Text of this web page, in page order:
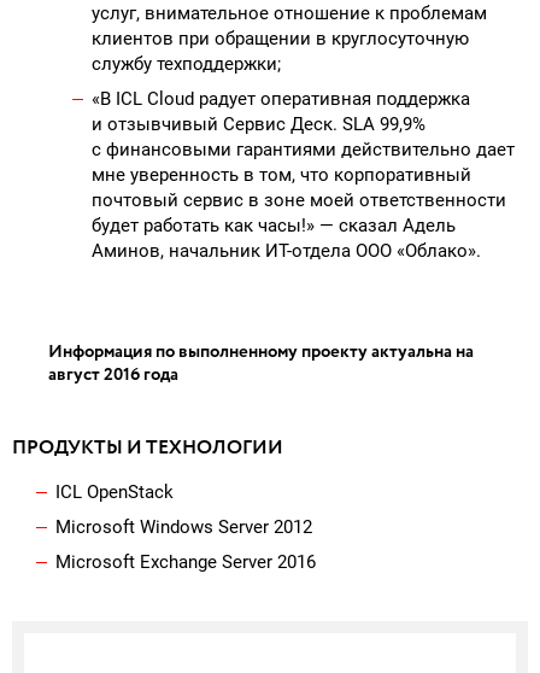
услуг, внимательное отношение к проблемам
клиентов при обращении в круглосуточную
службу техподдержки;
«В ICL Cloud радует оперативная поддержка
и отзывчивый Сервис Деск. SLA 99,9%
с финансовыми гарантиями действительно дает
мне уверенность в том, что корпоративный
почтовый сервис в зоне моей ответственности
будет работать как часы!» — сказал Адель
Аминов, начальник ИТ-отдела ООО «Облако».
Информация по выполненному проектуактуальна на
август 2016 года
ПРОДУКТЫ И ТЕХНОЛОГИИ
ICL OpenStack
Microsoft Windows Server 2012
Microsoft Exchange Server 2016